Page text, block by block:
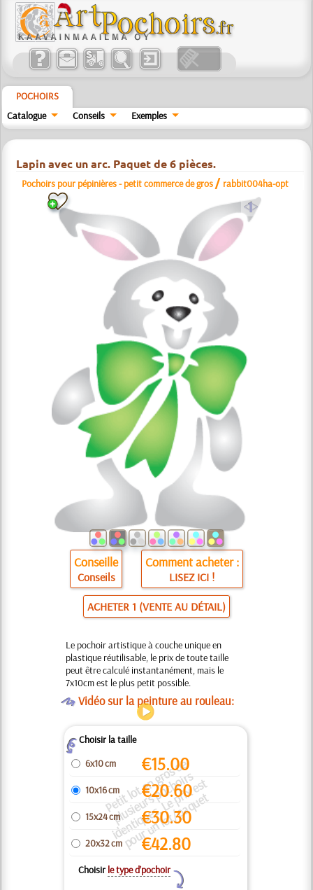
POCHOIRS
Catalogue
Conseils Exemples
Lapin avec un arc. Paquet de 6 pièces.
Pochoirs pour pépinières - petit commerce de gros / rabbit004ha-opt
a
Conseille
Conseils
Comment acheter :
LISEZ ICI !
ACHETER 1 (VENTE AU DÉTAIL)
Le pochoir artistique à couche unique en
plastique réutilisable, le prix de toute taille
peut être calculé instantanément, mais le
7x10cm est le plus petit possible.
OVidéo sur la peinture au rouleau:
ZChoisir la taille
P
e
ti
t l
o
t
e
n
g
r
o
s
d
e
pl
u
si
e
u
r
s
p
o
c
h
oi
r
s
i
d
e
n
ti
q
u
e
s.
L
e
p
ri
x
e
s
t
p
o
u
r
u
n l
o
t
/
p
a
q
u
e
t
6x10 cm €15.00
10x16 cm €20.60
15x24 cm €30.30
20x32 cm €42.80
Choisir le type d’pochoir
Y